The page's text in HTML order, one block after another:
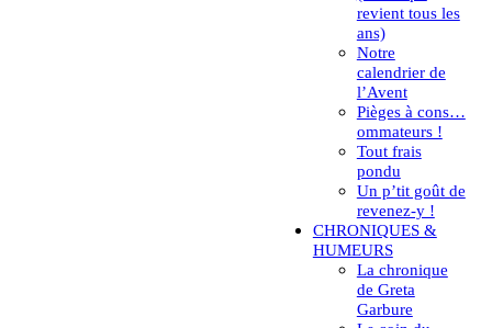
revient tous les
ans)
Notre
calendrier de
l’Avent
Pièges à cons…
ommateurs !
Tout frais
pondu
Un p’tit goût de
revenez-y !
CHRONIQUES &
HUMEURS
La chronique
de Greta
Garbure